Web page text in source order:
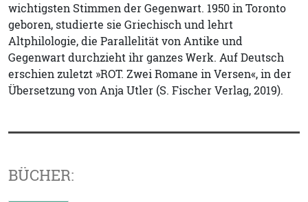
wichtigsten Stimmen der Gegenwart. 1950 in Toronto
geboren, studierte sie Griechisch und lehrt
Altphilologie, die Parallelität von Antike und
Gegenwart durchzieht ihr ganzes Werk. Auf Deutsch
erschien zuletzt »ROT. Zwei Romane in Versen«, in der
Übersetzung von Anja Utler (S. Fischer Verlag, 2019).
BÜCHER: